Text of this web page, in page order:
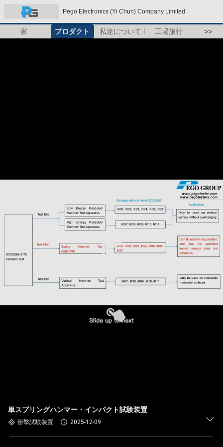
Pego Electronics (Yi Chun) Company Limited
家 プロダクト 私達について 工場旅行 >>
単スプリングハンマー・インパクト試験装置
衝撃試験装置 2025-12-09